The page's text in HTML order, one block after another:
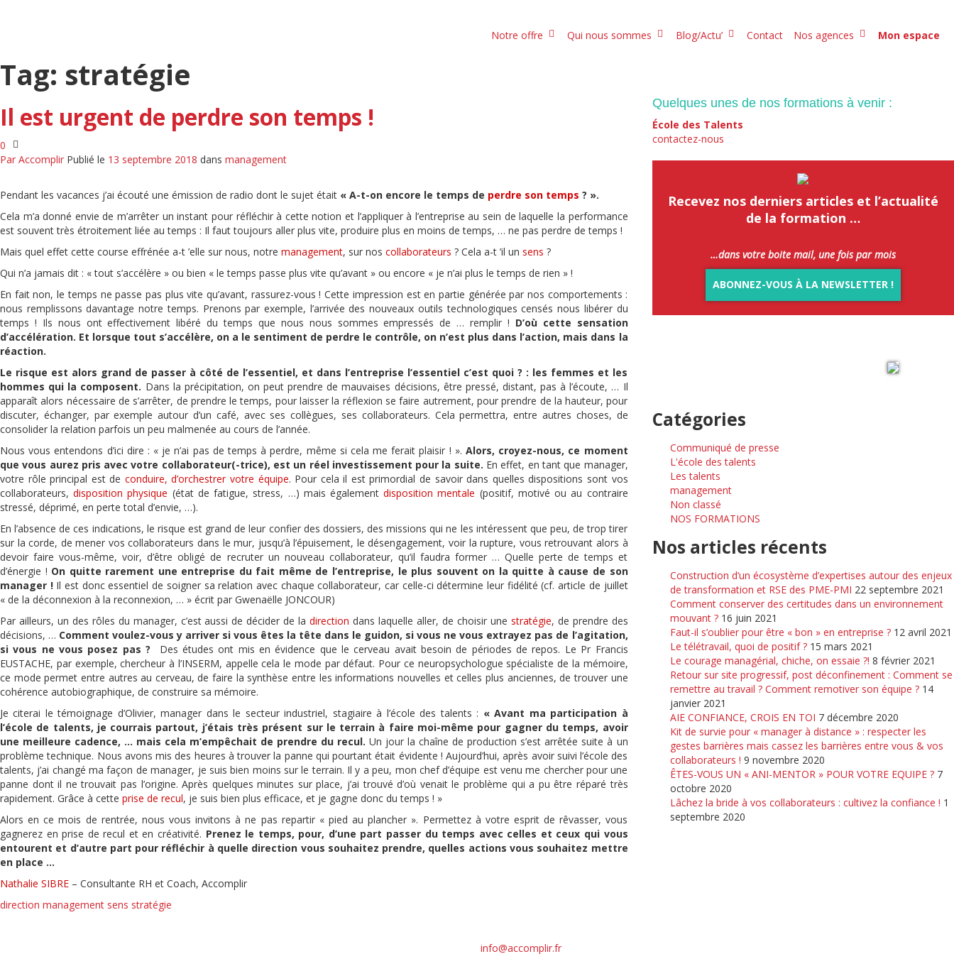
Notre offre Qui nous sommes Blog/Actu’ Contact Nos agences Mon espace
Tag: stratégie
Il est urgent de perdre son temps !
0
Par Accomplir Publié le 13 septembre 2018 dans management
Pendant les vacances j’ai écouté une émission de radio dont le sujet était « A-t-on encore le temps de perdre son temps ? ».
Cela m’a donné envie de m’arrêter un instant pour réfléchir à cette notion et l’appliquer à l’entreprise au sein de laquelle la performance
est souvent très étroitement liée au temps : Il faut toujours aller plus vite, produire plus en moins de temps, … ne pas perdre de temps !
Mais quel effet cette course effrénée a-t ’elle sur nous, notre management, sur nos collaborateurs ? Cela a-t ’il un sens ?
Qui n’a jamais dit : « tout s’accélère » ou bien « le temps passe plus vite qu’avant » ou encore « je n’ai plus le temps de rien » !
En fait non, le temps ne passe pas plus vite qu’avant, rassurez-vous ! Cette impression est en partie générée par nos comportements :
nous remplissons davantage notre temps. Prenons par exemple, l’arrivée des nouveaux outils technologiques censés nous libérer du
temps ! Ils nous ont effectivement libéré du temps que nous nous sommes empressés de … remplir ! D’où cette sensation
d’accélération. Et lorsque tout s’accélère, on a le sentiment de perdre le contrôle, on n’est plus dans l’action, mais dans la
réaction.
Le risque est alors grand de passer à côté de l’essentiel, et dans l’entreprise l’essentiel c’est quoi ? : les femmes et les
hommes qui la composent. Dans la précipitation, on peut prendre de mauvaises décisions, être pressé, distant, pas à l’écoute, … Il
apparaît alors nécessaire de s’arrêter, de prendre le temps, pour laisser la réflexion se faire autrement, pour prendre de la hauteur, pour
discuter, échanger, par exemple autour d’un café, avec ses collègues, ses collaborateurs. Cela permettra, entre autres choses, de
consolider la relation parfois un peu malmenée au cours de l’année.
Nous vous entendons d’ici dire : « je n’ai pas de temps à perdre, même si cela me ferait plaisir ! ». Alors, croyez-nous, ce moment
que vous aurez pris avec votre collaborateur(-trice), est un réel investissement pour la suite. En effet, en tant que manager,
votre rôle principal est de conduire, d’orchestrer votre équipe. Pour cela il est primordial de savoir dans quelles dispositions sont vos
collaborateurs,disposition physique (état de fatigue, stress, …) mais égalementdisposition mentale (positif, motivé ou au contraire
stressé, déprimé, en perte total d’envie, …).
En l’absence de ces indications, le risque est grand de leur confier des dossiers, des missions qui ne les intéressent que peu, de trop tirer
sur la corde, de mener vos collaborateurs dans le mur, jusqu’à l’épuisement, le désengagement, voir la rupture, vous retrouvant alors à
devoir faire vous-même, voir, d’être obligé de recruter un nouveau collaborateur, qu’il faudra former … Quelle perte de temps et
d’énergie ! On quitte rarement une entreprise du fait même de l’entreprise, le plus souvent on la quitte à cause de son
manager !Il est donc essentiel de soigner sa relation avec chaque collaborateur, car celle-ci détermine leur fidélité (cf. article de juillet
« de la déconnexion à la reconnexion, … » écrit par Gwenaëlle JONCOUR)
Par ailleurs, un des rôles du manager, c’est aussi de décider de ladirection dans laquelle aller, de choisir une stratégie, de prendre des
décisions, … Comment voulez-vous y arriver si vous êtes la tête dans le guidon, si vous ne vous extrayez pas de l’agitation,
si vous ne vous posez pas ? Des études ont mis en évidence que le cerveau avait besoin de périodes de repos. Le Pr Francis
EUSTACHE, par exemple, chercheur à l’INSERM, appelle cela le mode par défaut. Pour ce neuropsychologue spécialiste de la mémoire,
ce mode permet entre autres au cerveau, de faire la synthèse entre les informations nouvelles et celles plus anciennes, de trouver une
cohérence autobiographique, de construire sa mémoire.
Je citerai le témoignage d’Olivier, manager dans le secteur industriel, stagiaire à l’école des talents : « Avant ma participation à
l’école de talents, je courrais partout, j’étais très présent sur le terrain à faire moi-même pour gagner du temps, avoir
une meilleure cadence, … mais cela m’empêchait de prendre du recul. Un jour la chaîne de production s’est arrêtée suite à un
problème technique. Nous avons mis des heures à trouver la panne qui pourtant était évidente ! Aujourd’hui, après avoir suivi l’école des
talents, j’ai changé ma façon de manager, je suis bien moins sur le terrain. Il y a peu, mon chef d’équipe est venu me chercher pour une
panne dont il ne trouvait pas l’origine. Après quelques minutes sur place, j’ai trouvé d’où venait le problème qui a pu être réparé très
rapidement. Grâce à cette prise de recul, je suis bien plus efficace, et je gagne donc du temps ! »
Alors en ce mois de rentrée, nous vous invitons à ne pas repartir « pied au plancher ». Permettez à votre esprit de rêvasser, vous
gagnerez en prise de recul et en créativité. Prenez le temps, pour, d’une part passer du temps avec celles et ceux qui vous
entourent et d’autre part pour réfléchir à quelle direction vous souhaitez prendre, quelles actions vous souhaitez mettre
en place …
Nathalie SIBRE – Consultante RH et Coach, Accomplir
direction management sens stratégie
Quelques unes de nos formations à venir :
École des Talents
contactez-nous
Recevez nos derniers articles et l’actualité
de la formation …
…dans votre boite mail, une fois par mois
ABONNEZ-VOUS À LA NEWSLETTER !
Catégories
Communiqué de presse
L'école des talents
Les talents
management
Non classé
NOS FORMATIONS
Nos articles récents
Construction d’un écosystème d’expertises autour des enjeux
de transformation et RSE des PME-PMI 22 septembre 2021
Comment conserver des certitudes dans un environnement
mouvant ? 16 juin 2021
Faut-il s’oublier pour être « bon » en entreprise ? 12 avril 2021
Le télétravail, quoi de positif ? 15 mars 2021
Le courage managérial, chiche, on essaie ?! 8 février 2021
Retour sur site progressif, post déconfinement : Comment se
remettre au travail ? Comment remotiver son équipe ? 14
janvier 2021
AIE CONFIANCE, CROIS EN TOI 7 décembre 2020
Kit de survie pour « manager à distance » : respecter les
gestes barrières mais cassez les barrières entre vous & vos
collaborateurs ! 9 novembre 2020
ÊTES-VOUS UN « ANI-MENTOR » POUR VOTRE EQUIPE ? 7
octobre 2020
Lâchez la bride à vos collaborateurs : cultivez la confiance ! 1
septembre 2020
info@accomplir.fr